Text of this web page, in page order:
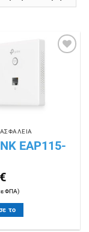
Πρόσθήκη
επιθυμιών
EAP115-
€
ΦΠΑ)
το